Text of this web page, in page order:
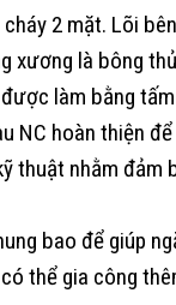
2 mặt. Lõi
là bông
làm bằng
NC hoàn thiện
nhằm đảm
bao để giúp
thể gia công